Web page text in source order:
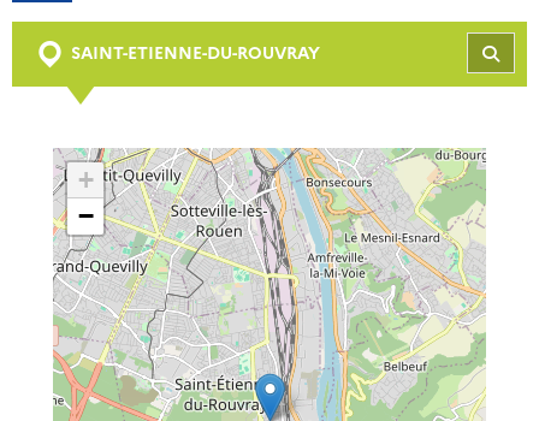
SAINT-ETIENNE-DU-ROUVRAY
+
−